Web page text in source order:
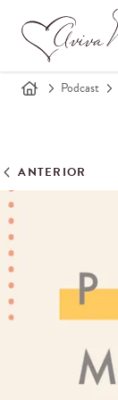
Podcast
ANTERIOR